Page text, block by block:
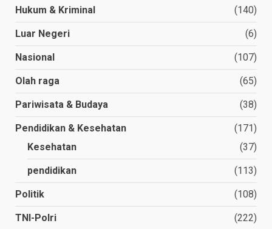
Hukum & Kriminal (140)
Luar Negeri (6)
Nasional (107)
Olah raga (65)
Pariwisata & Budaya (38)
Pendidikan & Kesehatan
(171)
Kesehatan
(37)
pendidikan (113)
Politik (108)
TNI-Polri (222)